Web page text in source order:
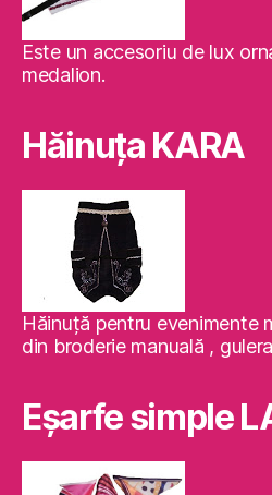
Este un accesoriu de lux
medalion.
Hăinuţa KARA
Hăinuţă pentru evenimente
din broderie manuală ,
Eşarfe simple